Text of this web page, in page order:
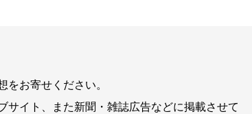
をお寄せください。
サイト、また新聞・雑誌広告などに掲載させて